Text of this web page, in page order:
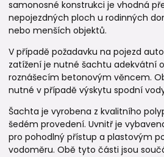
samonosné konstrukci je vhodná
nepojezdných ploch u rodinných
nebo menších objektů.
V případě požadavku na pojezd
zatížení je nutné šachtu adekvátní
roznášecím betonovým věncem.
nutné v případě výskytu spodní
Šachta je vyrobena z kvalitního
šedém provedení. Uvnitř je
pro pohodlný přístup a plastovým
vodoměru. Obě tyto části jsou